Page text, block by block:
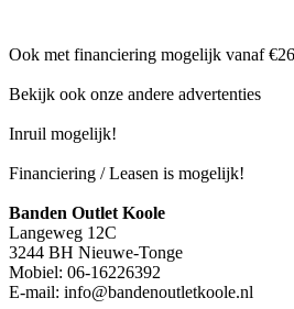
Ook met financiering mogelijk vanaf
Bekijk ook onze andere advertenties
Inruil mogelijk!
Financiering / Leasen is mogelijk!
Banden Outlet Koole
Langeweg 12C
3244 BH Nieuwe-Tonge
Mobiel: 06-16226392
E-mail: info@bandenoutletkoole.nl